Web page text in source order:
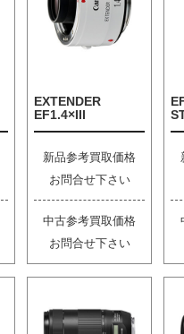
EXTENDER
EF1.4×III
新品参考買取価格
お問合せ下さい
中古参考買取価格
お問合せ下さい